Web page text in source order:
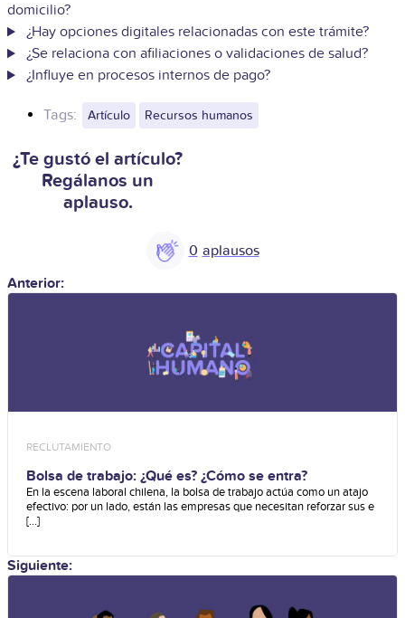
domicilio?
¿Hay opciones digitales relacionadas con este trámite?
¿Se relaciona con afiliaciones o validaciones de salud?
¿Influye en procesos internos de pago?
Tags: Artículo Recursos humanos
¿Te gustó el artículo?
Regálanos un
aplauso.
0
Anterior:
RECLUTAMIENTO
Bolsa de trabajo: ¿Qué es? ¿Cómo se entra?
En la escena laboral chilena, la bolsa de trabajo actúa como un atajo
efectivo: por un lado, están las empresas que necesitan reforzar sus e
[...]
Siguiente: